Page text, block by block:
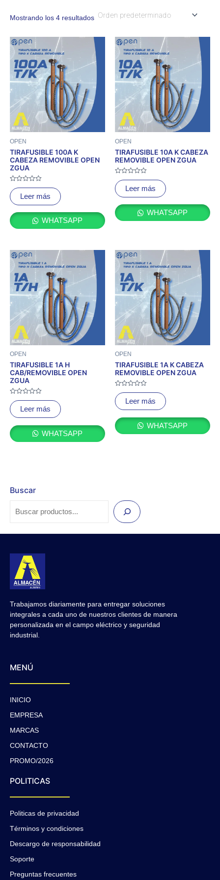
Buscar
Mostrando los 4 resultados
OPEN
TIRAFUSIBLE 100A K
CABEZA REMOVIBLE OPEN
ZGUA
Valorado
con
0
de
Leer más
WHATSAPP
OPEN
TIRAFUSIBLE 10A K CABEZA
REMOVIBLE OPEN ZGUA
Valorado
con
0
de
Leer más
WHATSAPP
OPEN
TIRAFUSIBLE 1A H
CAB/REMOVIBLE OPEN
ZGUA
Valorado
con
0
de
Leer más
WHATSAPP
OPEN
TIRAFUSIBLE 1A K CABEZA
REMOVIBLE OPEN ZGUA
Valorado
con
0
de
Leer más
WHATSAPP
Trabajamos diariamente para entregar soluciones
integrales a cada uno de nuestros clientes de manera
personalizada en el campo eléctrico y seguridad
industrial.
MENÚ
INICIO
EMPRESA
MARCAS
CONTACTO
PROMO/2026
POLITICAS
Politicas de privacidad
Términos y condiciones
Descargo de responsabilidad
Soporte
Preguntas frecuentes